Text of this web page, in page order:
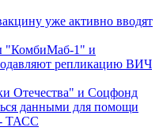
уже активно вводят
1" и
репликацию ВИЧ
Отечества" и Соцфонд
данными для помощи
ТАСС